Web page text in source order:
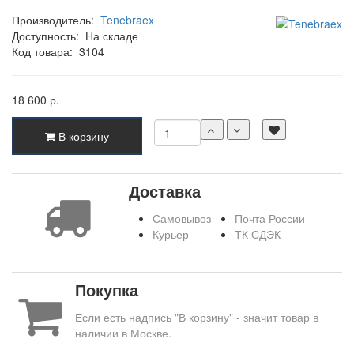
Производитель: Tenebraex
Доступность: На складе
Код товара: 3104
18 600 р.
В корзину
Доставка
Самовывоз
Курьер
Почта России
ТК СДЭК
Покупка
Если есть надпись "В корзину" - значит товар в
наличии в Москве.